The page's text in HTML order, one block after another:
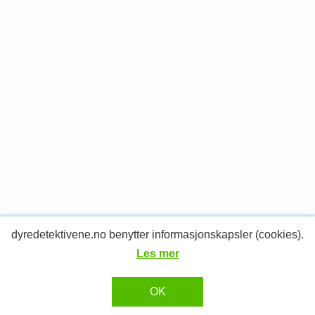
© 2026 Dyredetektivene.
Design og utvikling av
RESPONSIV MEDIA
dyredetektivene.no benytter informasjonskapsler (cookies).
Les mer
OK